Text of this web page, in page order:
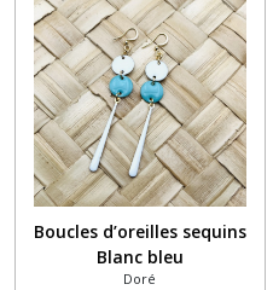
Boucles d’oreilles sequins
Blanc bleu
Doré